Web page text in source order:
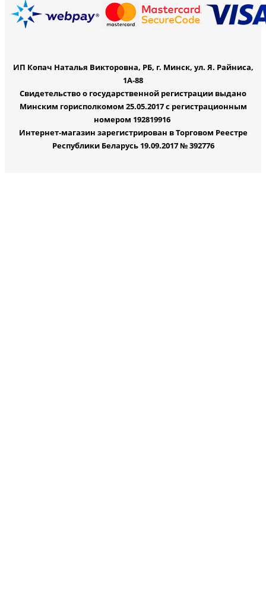
ИП Копач Наталья Викторовна, РБ, г. Минск, ул. Я. Райниса,
1А-88
Свидетельство о государственной регистрации выдано
Минским горисполкомом 25.05.2017 с регистрационным
номером 192819916
Интернет-магазин зарегистрирован в Торговом Реестре
Республики Беларусь 19.09.2017 № 392776